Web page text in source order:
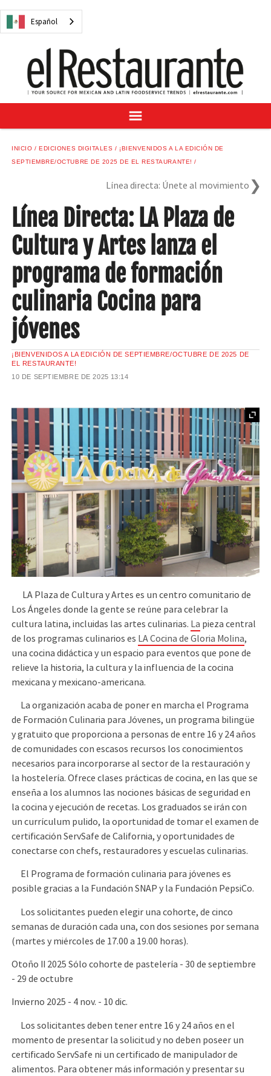
Español
NOTICIAS
RECETAS
GUÍA DEL COMPRADOR
SUSCRÍBASE A
CENTRO DE MUESTRAS
VINO/LICOR MEXICANO
Español
INICIO EDICIONES DIGITALES
¡BIENVENIDOS A LA EDICIÓN DE
SEPTIEMBRE/OCTUBRE DE 2025 DE EL RESTAURANTE!
Línea directa: Únete al movimiento
Línea Directa: LA Plaza de
Cultura y Artes lanza el
programa de formación
culinaria Cocina para
jóvenes
¡BIENVENIDOS A LA EDICIÓN DE SEPTIEMBRE/OCTUBRE DE 2025 DE
EL RESTAURANTE!
10 DE SEPTIEMBRE DE 2025 13:14
LA Plaza de Cultura y Artes es un centro comunitario de
Los Ángeles donde la gente se reúne para celebrar la
cultura latina, incluidas las artes culinarias. La pieza central
de los programas culinarios es LA Cocina de Gloria Molina,
una cocina didáctica y un espacio para eventos que pone de
relieve la historia, la cultura y la influencia de la cocina
mexicana y mexicano-americana.
La organización acaba de poner en marcha el Programa
de Formación Culinaria para Jóvenes, un programa bilingüe
y gratuito que proporciona a personas de entre 16 y 24 años
de comunidades con escasos recursos los conocimientos
necesarios para incorporarse al sector de la restauración y
la hostelería. Ofrece clases prácticas de cocina, en las que se
enseña a los alumnos las nociones básicas de seguridad en
la cocina y ejecución de recetas. Los graduados se irán con
un currículum pulido, la oportunidad de tomar el examen de
certificación ServSafe de California, y oportunidades de
conectarse con chefs, restauradores y escuelas culinarias.
El Programa de formación culinaria para jóvenes es
posible gracias a la Fundación SNAP y la Fundación PepsiCo.
Los solicitantes pueden elegir una cohorte, de cinco
semanas de duración cada una, con dos sesiones por semana
(martes y miércoles de 17.00 a 19.00 horas).
Otoño II 2025 Sólo cohorte de pastelería - 30 de septiembre
- 29 de octubre
Invierno 2025 - 4 nov. - 10 dic.
Los solicitantes deben tener entre 16 y 24 años en el
momento de presentar la solicitud y no deben poseer un
certificado ServSafe ni un certificado de manipulador de
alimentos. Para obtener más información y presentar su